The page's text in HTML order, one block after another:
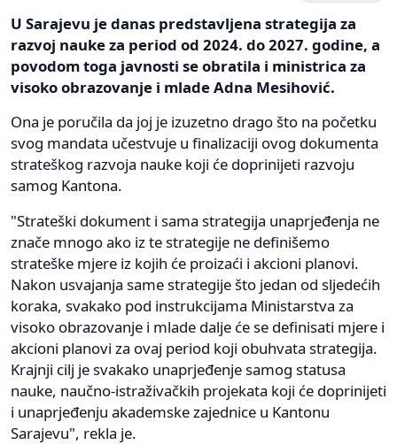
U Sarajevu je danas predstavljena strategija za
razvoj nauke za period od 2024. do 2027. godine, a
povodom toga javnosti se obratila i ministrica za
visoko obrazovanje i mlade Adna Mesihović.
Ona je poručila da joj je izuzetno drago što na početku
svog mandata učestvuje u finalizaciji ovog dokumenta
strateškog razvoja nauke koji će doprinijeti razvoju
samog Kantona.
"Strateški dokument i sama strategija unaprjeđenja ne
znače mnogo ako iz te strategije ne definišemo
strateške mjere iz kojih će proizaći i akcioni planovi.
Nakon usvajanja same strategije što jedan od sljedećih
koraka, svakako pod instrukcijama Ministarstva za
visoko obrazovanje i mlade dalje će se definisati mjere i
akcioni planovi za ovaj period koji obuhvata strategija.
Krajnji cilj je svakako unaprjeđenje samog statusa
nauke, naučno-istraživačkih projekata koji će doprinijeti
i unaprjeđenju akademske zajednice u Kantonu
Sarajevu", rekla je.